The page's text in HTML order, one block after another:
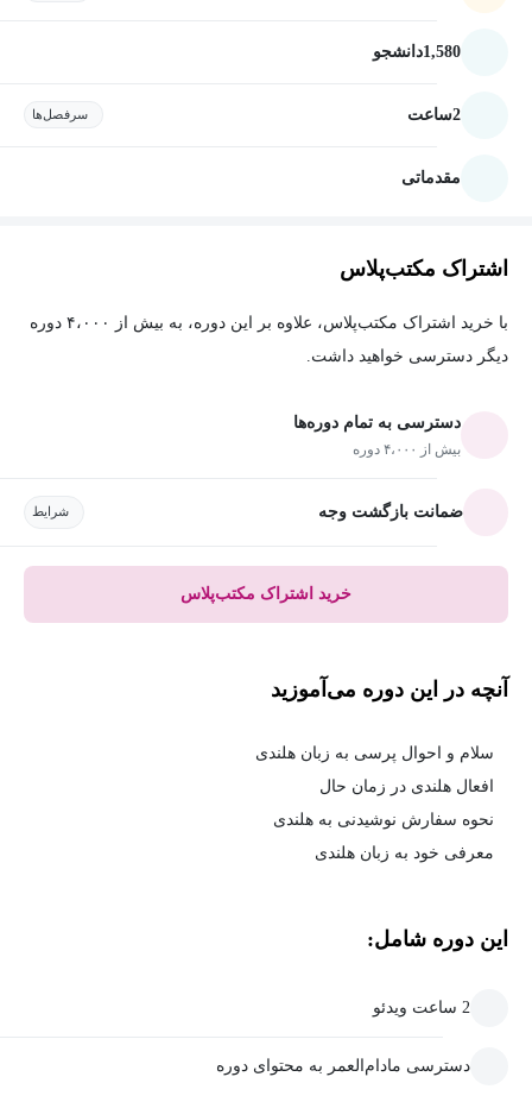
1,580دانشجو
2ساعت سرفصل‌ها
مقدماتی
اشتراک مکتب‌پلاس
با خرید اشتراک مکتب‌پلاس، علاوه بر این دوره، به بیش از ۴،۰۰۰ دوره
دیگر دسترسی خواهید داشت.
دسترسی به تمام دوره‌ها
بیش از ۴،۰۰۰ دوره
ضمانت بازگشت وجه شرایط
خرید اشتراک مکتب‌پلاس
آنچه در این دوره می‌آموزید
سلام و احوال پرسی به زبان هلندی
افعال هلندی در زمان حال
نحوه سفارش نوشیدنی به هلندی
معرفی خود به زبان هلندی
این دوره شامل:
2 ساعت ویدئو
دسترسی مادام‌العمر به محتوای دوره